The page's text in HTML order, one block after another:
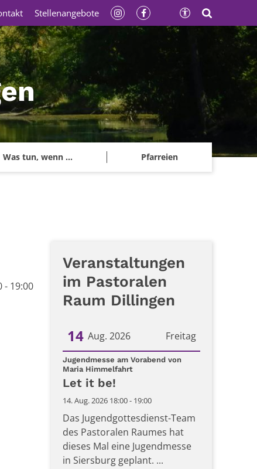
Was tun, wenn ... Pfarreien
Stellenangebote
- 19:00
Veranstaltungen
im Pastoralen
Raum Dillingen
Freitag
14 Aug. 2026
Datum: 14. August 2026
Jugendmesse am Vorabend von
Maria Himmelfahrt:
Let it be!
14. Aug. 2026 18:00 - 19:00
Das Jugendgottesdienst-Team
des Pastoralen Raumes hat
dieses Mal eine Jugendmesse
in Siersburg geplant. ...